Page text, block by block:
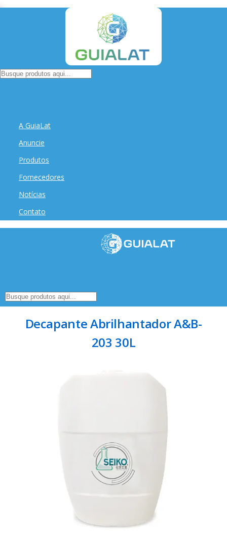
A GuiaLat
Anuncie
Produtos
Fornecedores
Notícias
Contato
Decapante Abrilhantador A&B-
203 30L